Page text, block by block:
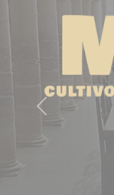
Previous